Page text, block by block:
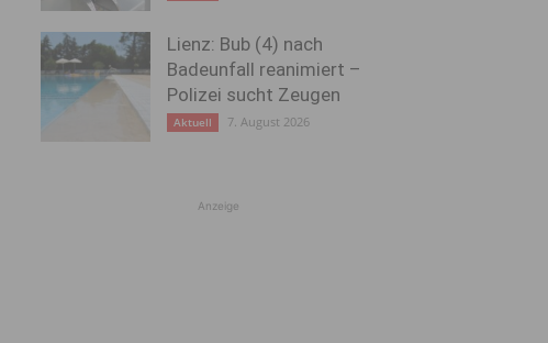
Lienz: Bub (4) nach
Badeunfall reanimiert –
Polizei sucht Zeugen
Aktuell 7. August 2026
Anzeige